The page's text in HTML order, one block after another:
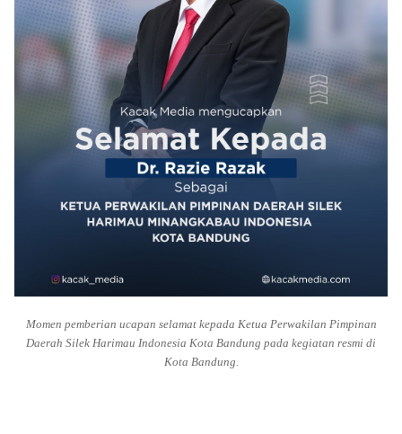
Momen pemberian ucapan selamat kepada Ketua Perwakilan Pimpinan
Daerah Silek Harimau Indonesia Kota Bandung pada kegiatan resmi di
Kota Bandung.